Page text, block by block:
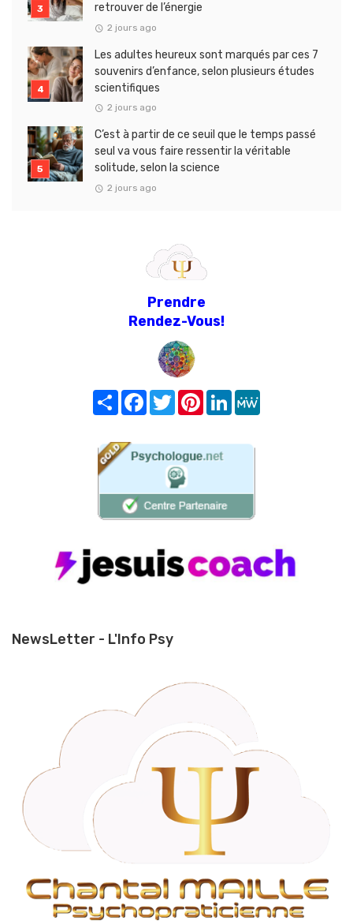
retrouver de l’énergie
2 jours ago
Les adultes heureux sont marqués par ces 7
souvenirs d’enfance, selon plusieurs études
scientifiques
2 jours ago
C’est à partir de ce seuil que le temps passé
seul va vous faire ressentir la véritable
solitude, selon la science
2 jours ago
Prendre
Rendez-Vous!
Share FacebookTwitterPinterest
LinkedIn
NewsLetter - L'Info Psy